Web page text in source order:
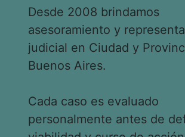
Desde 2008 brindamos
asesoramiento y
judicial en Ciudad y
Buenos Aires.
Cada caso es evaluado
personalmente antes de